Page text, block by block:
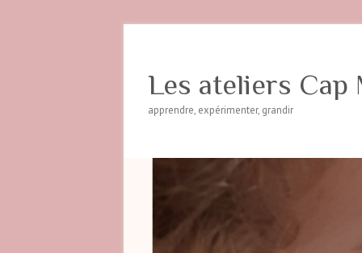
Les ateliers Cap
apprendre, expérimenter, grandir